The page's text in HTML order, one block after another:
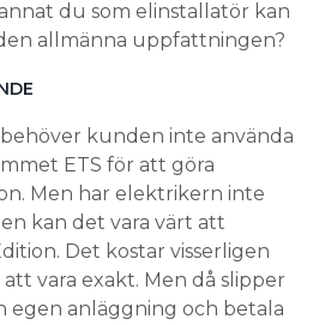
du som elinstallatör kan
allmänna uppfattningen?
kunden inte använda
ETS för att göra
Men har elektrikern inte
kan det vara värt att
Det kostar visserligen
vara exakt. Men då slipper
egen anläggning och betala